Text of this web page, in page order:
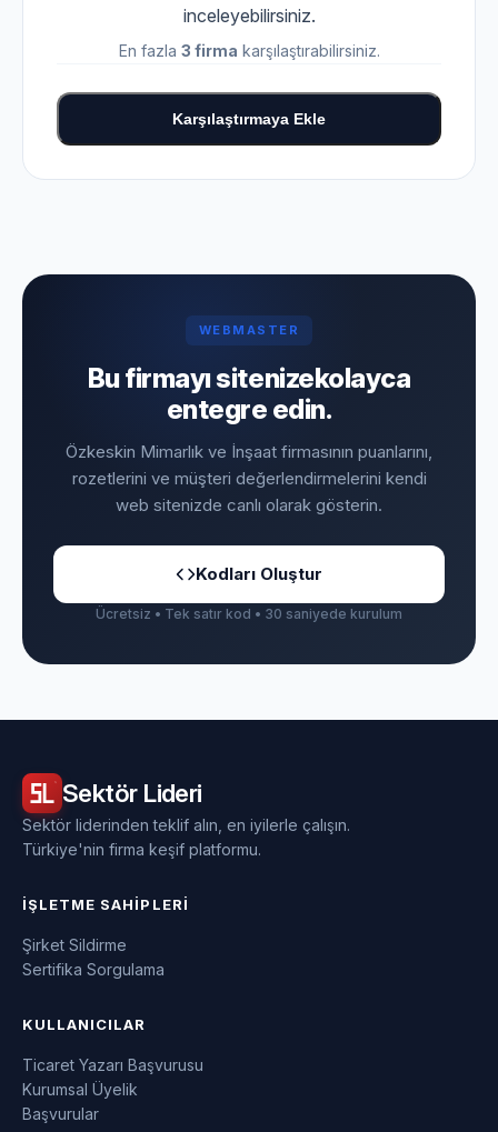
inceleyebilirsiniz.
En fazla 3 firma karşılaştırabilirsiniz.
Karşılaştırmaya Ekle
WEBMASTER
Bu firmayı sitenizekolayca
entegre edin.
Özkeskin Mimarlık ve İnşaat firmasının puanlarını,
rozetlerini ve müşteri değerlendirmelerini kendi
web sitenizde canlı olarak gösterin.
Kodları Oluştur
Ücretsiz • Tek satır kod • 30 saniyede kurulum
Sektör Lideri
Sektör liderinden teklif alın, en iyilerle çalışın.
Türkiye'nin firma keşif platformu.
İŞLETME SAHIPLERI
Şirket Sildirme
Sertifika Sorgulama
KULLANICILAR
Ticaret Yazarı Başvurusu
Kurumsal Üyelik
Başvurular